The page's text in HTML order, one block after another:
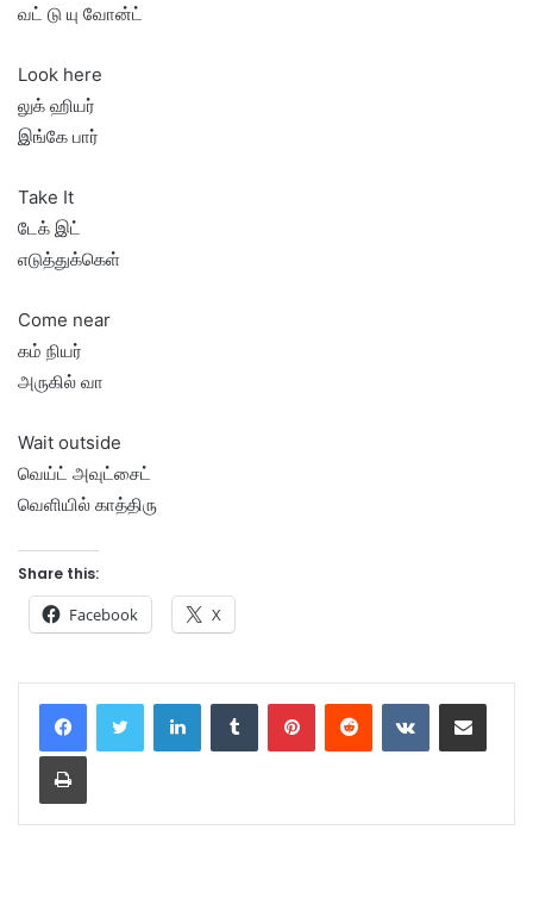
வட் டு யு வோன்ட்
Look here
லுக் ஹியர்
இங்கே பார்
Take It
டேக் இட்
எடுத்துக்கெள்
Come near
கம் நியர்
அருகில் வா
Wait outside
வெய்ட் அவுட்சைட்
வெளியில் காத்திரு
Share this:
Facebook X
LinkedInTumblr PinterestReddit VKontakteShare via Email
Print